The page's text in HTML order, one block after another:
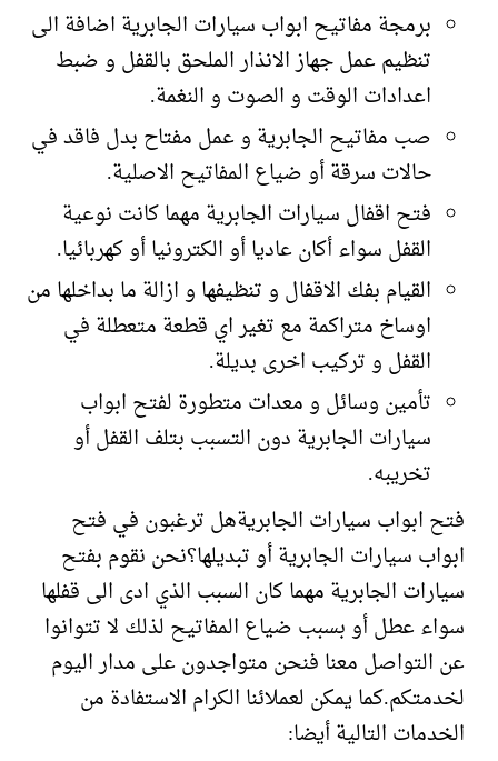
برمجة مفاتيح ابواب سيارات الجابرية اضافة الى
تنظيم عمل جهاز الانذار الملحق بالقفل و ضبط
اعدادات الوقت و الصوت و النغمة.
صب مفاتيح الجابرية و عمل مفتاح بدل فاقد في
حالات سرقة أو ضياع المفاتيح الاصلية.
فتح اقفال سيارات الجابرية مهما كانت نوعية
القفل سواء أكان عاديا أو الكترونيا أو كهربائيا.
القيام بفك الاقفال و تنظيفها و ازالة ما بداخلها من
اوساخ متراكمة مع تغير اي قطعة متعطلة في
القفل و تركيب اخرى بديلة.
تأمين وسائل و معدات متطورة لفتح ابواب
سيارات الجابرية دون التسبب بتلف القفل أو
تخريبه.
فتح ابواب سيارات الجابريةهل ترغبون في فتح
ابواب سيارات الجابرية أو تبديلها؟نحن نقوم بفتح
سيارات الجابرية مهما كان السبب الذي ادى الى قفلها
سواء عطل أو بسبب ضياع المفاتيح لذلك لا تتوانوا
عن التواصل معنا فنحن متواجدون على مدار اليوم
لخدمتكم.كما يمكن لعملائنا الكرام الاستفادة من
الخدمات التالية أيضا: